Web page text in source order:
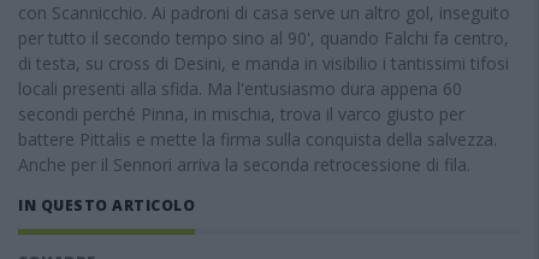
con Scannicchio. Ai padroni di casa serve un altro gol, inseguito
per tutto il secondo tempo sino al 90', quando Falchi fa centro,
di testa, su cross di Desini, e manda in visibilio i tantissimi tifosi
locali presenti alla sfida. Ma l'entusiasmo dura appena 60
secondi perché Pinna, in mischia, trova il varco giusto per
battere Pittalis e mette la firma sulla conquista della salvezza.
Anche per il Sennori arriva la seconda retrocessione di fila.
IN QUESTO ARTICOLO